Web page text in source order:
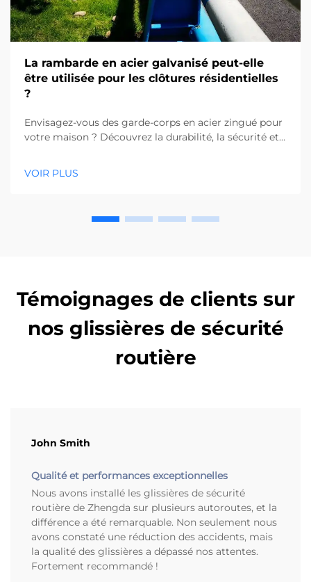
La rambarde en acier galvanisé peut-elle
être utilisée pour les clôtures résidentielles
?
Envisagez-vous des garde-corps en acier zingué pour
votre maison ? Découvrez la durabilité, la sécurité et
dès maintenant.
VOIR PLUS
Témoignages de clients sur
nos glissières de sécurité
routière
John Smith
Qualité et performances exceptionnelles
Nous avons installé les glissières de sécurité
routière de Zhengda sur plusieurs autoroutes, et la
différence a été remarquable. Non seulement nous
avons constaté une réduction des accidents, mais
la qualité des glissières a dépassé nos attentes.
Fortement recommandé !